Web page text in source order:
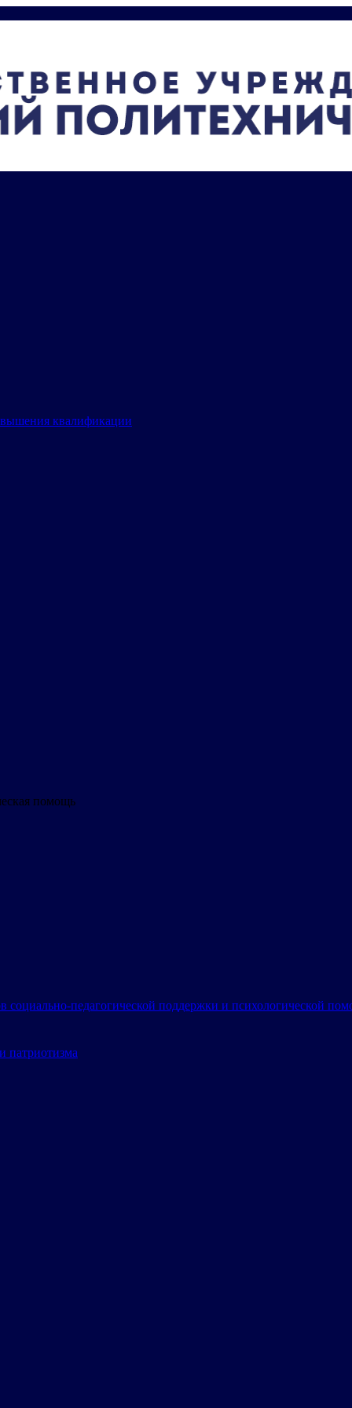
квалификации
помощь
педагогической поддержки и психологической
патриотизма